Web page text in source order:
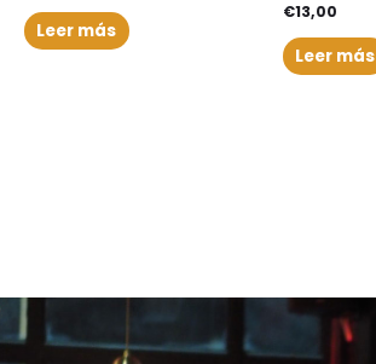
Leer más
€13,00
Leer más